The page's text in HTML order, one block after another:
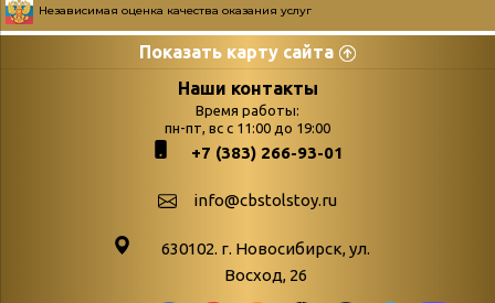
Независимая оценка качества оказания услуг
Показать карту сайта
Страницы
podvedenie-itogov-festivalya-
paskhalnaya-palitra
поступлений
Война. Народ.
Наши контакты
Время работы:
пн-пт, вс с 11:00 до 19:00
+7 (383) 266-93-01
info@cbstolstoy.ru
630102. г. Новосибирск, ул.
Восход, 26